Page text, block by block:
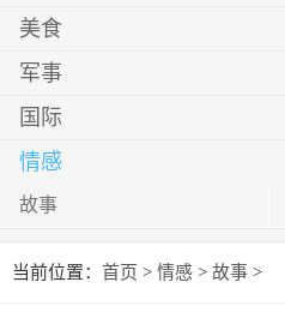
美食
军事
国际
情感
故事
当前位置： 首页 > 情感 > 故事 >